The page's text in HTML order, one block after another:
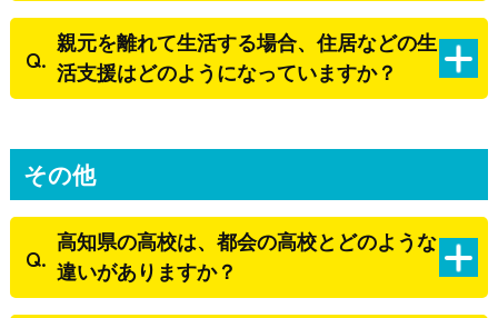
親元を離れて生活する場合、住居などの生
活支援はどのようになっていますか？
その他
高知県の高校は、都会の高校とどのような
違いがありますか？